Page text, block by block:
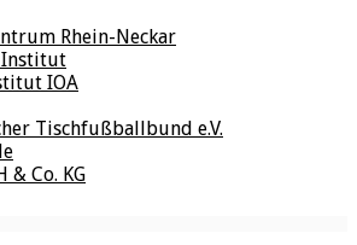
Rhein-Neckar
Institut
IOA
Tischfußballbund e.V.
& Co. KG